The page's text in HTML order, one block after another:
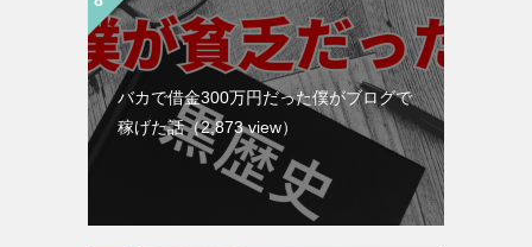
バカで借金300万円だった僕がブログで
稼げた話（2,873 view）